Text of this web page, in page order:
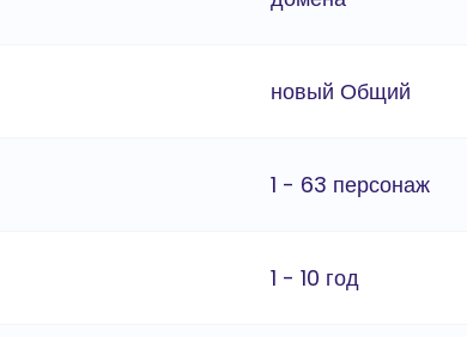
новый Общий
1 - 63 персонаж
1 - 10 год